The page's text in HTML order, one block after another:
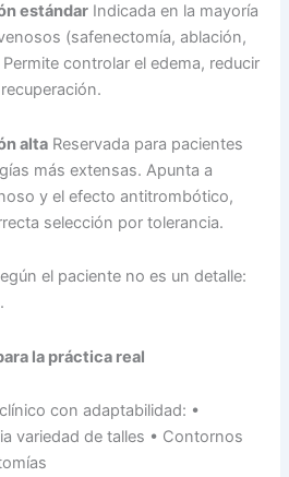
estándar Indicada en la mayoría
(safenectomía, ablación,
controlar el edema, reducir
alta Reservada para pacientes
más extensas. Apunta a
y el efecto antitrombótico,
selección por tolerancia.
el paciente no es un detalle:
la práctica real
con adaptabilidad: •
variedad de talles • Contornos